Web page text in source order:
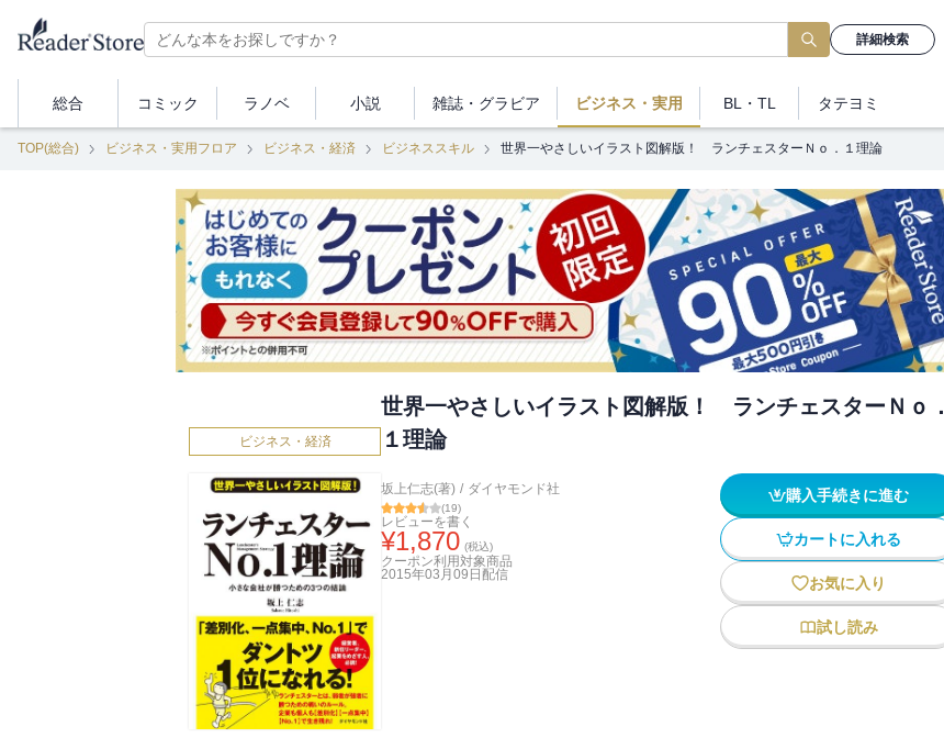
詳細検索
総合 コミック ラノベ 小説 雑誌・ グラビア ビジネス ・実用 BL・TL タテヨミ
TOP(総合) ビジネス・実用フロア ビジネス・経済 ビジネススキル 世界一やさしいイラスト図解版！ ランチェスターＮｏ．１理論
ビジネス・経済
世界一やさしいイラスト図解版！ ランチェスターＮｏ．
１理論
坂上仁志(著) / ダイヤモンド社
(19)
レビューを書く
¥1,870 (税込)
クーポン利用対象商品
2015年03月09日 配信
購入手続きに進む
カートに入れる
お気に入り
試し読み